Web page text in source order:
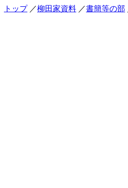
トップ ／柳田家資料 ／書簡等の部